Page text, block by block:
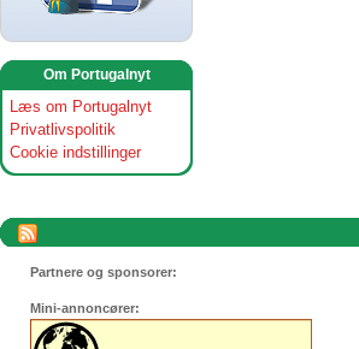
Om Portugalnyt
Læs om Portugalnyt
Privatlivspolitik
Cookie indstillinger
Partnere og sponsorer:
Mini-annoncører: